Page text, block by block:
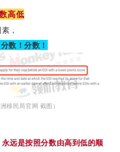
高低
，
数！分数！
移民局官网 截图）
远是按照分数由高到低的顺